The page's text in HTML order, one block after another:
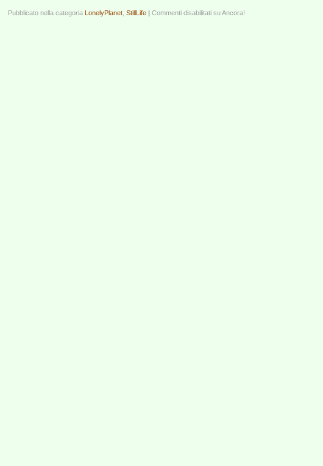
Pubblicato nella categoria LonelyPlanet StillLife | Commenti disabilitati su Ancora!